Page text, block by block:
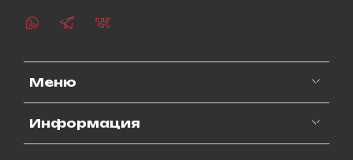
Меню
Информация